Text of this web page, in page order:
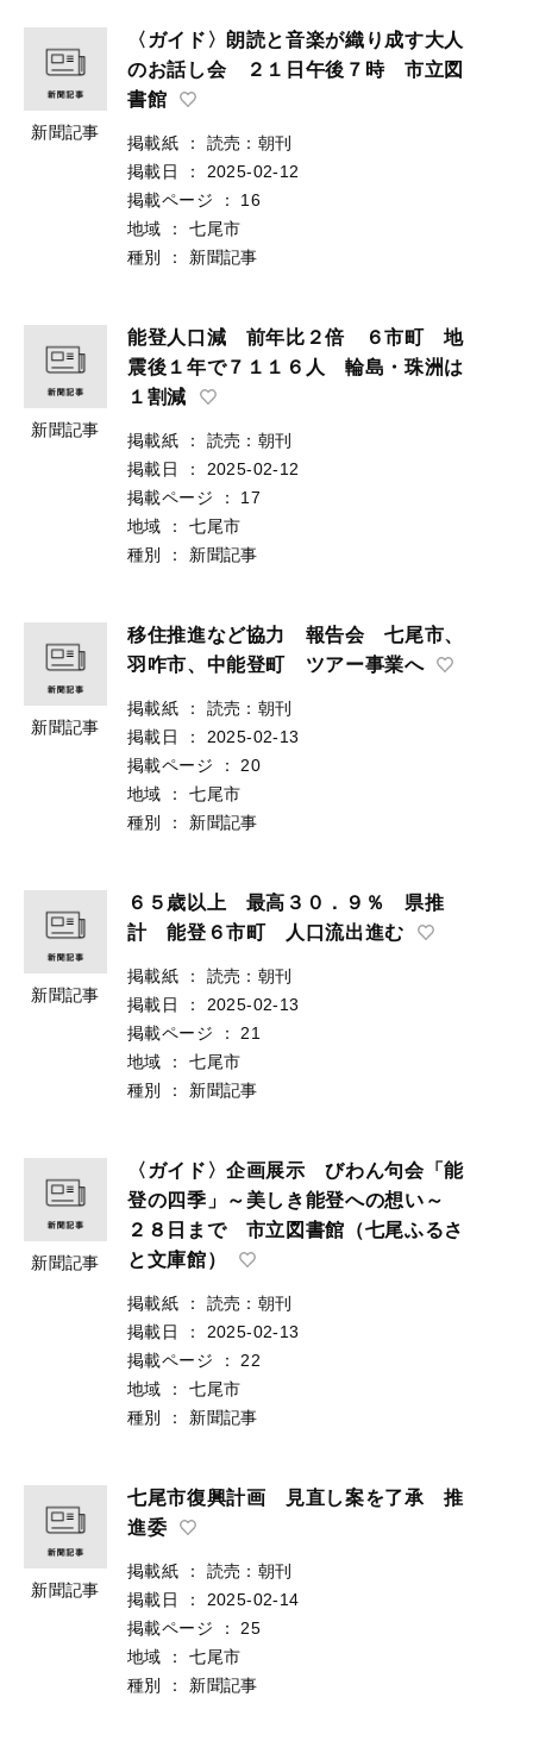
新聞記事
〈ガイド〉朗読と音楽が織り成す大人
のお話し会 ２１日午後７時 市立図
書館
掲載紙 ：
読売：朝刊
掲載日
：
2025-02-12
掲載ページ
：
16
地域
：
七尾市
種別
： 新聞記事
新聞記事
能登人口減 前年比２倍 ６市町 地
震後１年で７１１６人 輪島・珠洲は
１割減
掲載紙 ：
読売：朝刊
掲載日
：
2025-02-12
掲載ページ
：
17
地域
：
七尾市
種別
： 新聞記事
新聞記事
移住推進など協力 報告会 七尾市、
羽咋市、中能登町 ツアー事業へ
掲載紙 ：
読売：朝刊
掲載日
：
2025-02-13
掲載ページ
：
20
地域
：
七尾市
種別
： 新聞記事
新聞記事
６５歳以上 最高３０．９％ 県推
計 能登６市町 人口流出進む
掲載紙 ：
読売：朝刊
掲載日
：
2025-02-13
掲載ページ
：
21
地域
：
七尾市
種別
： 新聞記事
新聞記事
〈ガイド〉企画展示 びわん句会「能
登の四季」～美しき能登への想い～
２８日まで 市立図書館（七尾ふるさ
と文庫館）
掲載紙 ：
読売：朝刊
掲載日
：
2025-02-13
掲載ページ
：
22
地域
：
七尾市
種別
： 新聞記事
新聞記事
七尾市復興計画 見直し案を了承 推
進委
掲載紙 ：
読売：朝刊
掲載日
：
2025-02-14
掲載ページ
：
25
地域
：
七尾市
種別
： 新聞記事